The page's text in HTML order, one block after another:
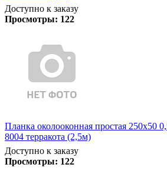
Доступно к заказу
Просмотры: 122
Планка околооконная простая 250х50
8004 терракота (2,5м)
Доступно к заказу
Просмотры: 122